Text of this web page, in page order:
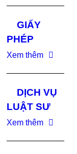
GIẤY
PHÉP
Xem thêm
DỊCH VỤ
LUẬT SƯ
Xem thêm